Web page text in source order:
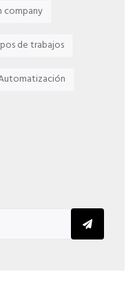
company
de trabajos